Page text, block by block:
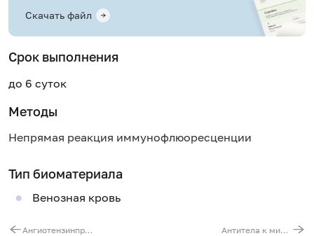
Скачать файл
Срок выполнения
до 6 суток
Методы
Непрямая реакция иммунофлюоресценции
Тип биоматериала
Венозная кровь
Ангиотензинпревращающий фермент сыворотки Антитела к миелопероксидазе (anti-МРО, IgG)